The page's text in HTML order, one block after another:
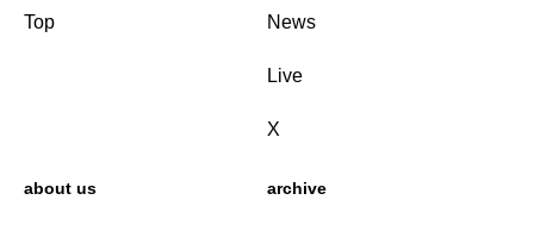
Top News
Live
X
about us archive